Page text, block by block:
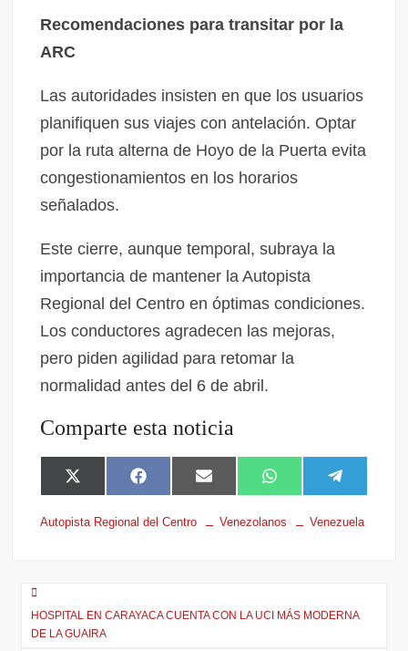
Recomendaciones para transitar por la
ARC
Las autoridades insisten en que los usuarios
planifiquen sus viajes con antelación. Optar
por la ruta alterna de Hoyo de la Puerta evita
congestionamientos en los horarios
señalados.
Este cierre, aunque temporal, subraya la
importancia de mantener la Autopista
Regional del Centro en óptimas condiciones.
Los conductores agradecen las mejoras,
pero piden agilidad para retomar la
normalidad antes del 6 de abril.
Comparte esta noticia
X
(
T
r
)
F
a
c
E
m
a
W
h
a
e
l
Autopista Regional del Centro Venezolanos Venezuela
HOSPITAL EN CARAYACA CUENTA CON LA UCI MÁS MODERNA
DE LA GUAIRA